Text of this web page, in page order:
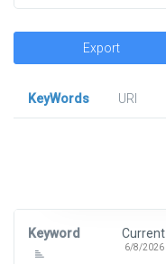
Export
KeyWords
URl
Keyword Current
6/8/2026